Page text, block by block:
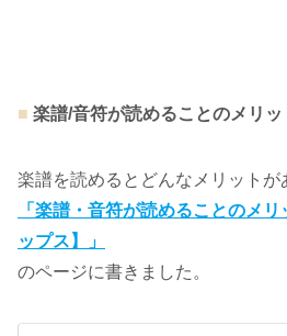
■ 楽譜/音符が読めることのメリッ
楽譜を読めるとどんなメリットが
「楽譜・音符が読めることのメ
ップス】」
のページに書きました。